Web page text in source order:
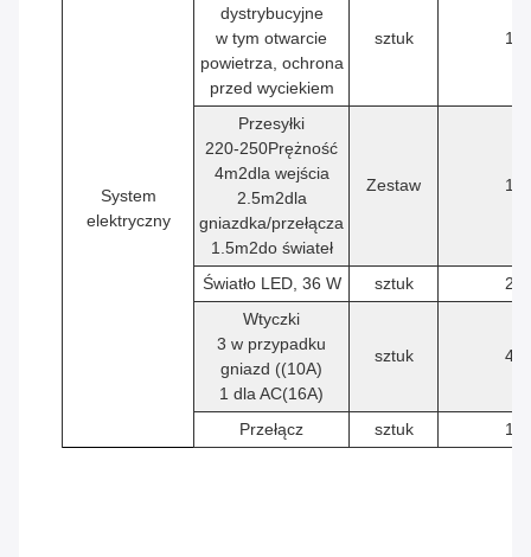
System
elektryczny
dystrybucyjne
w tym otwarcie
powietrza, ochrona
przed wyciekiem
sztuk 1
Przesyłki
220-250Prężność
4m2dla wejścia
2.5m2dla
gniazdka/przełącza
1.5m2do świateł
Zestaw 1
Światło LED, 36 W sztuk
2
Wtyczki
3 w przypadku
gniazd ((10A)
1 dla AC(16A)
sztuk 4
Przełącz sztuk 1